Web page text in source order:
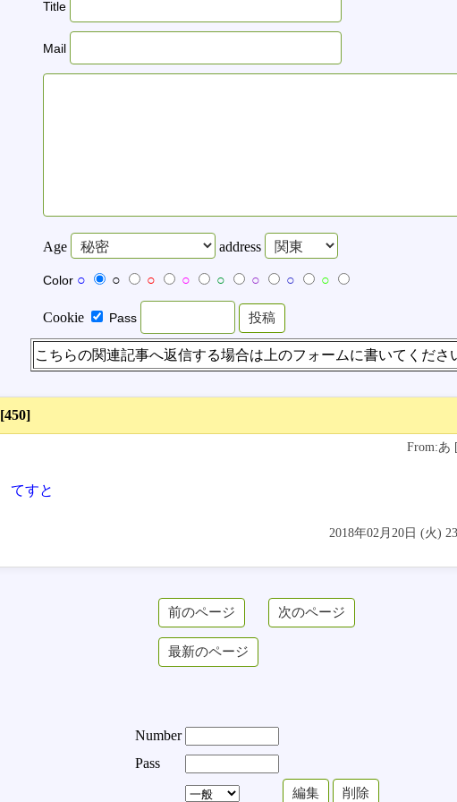
Title
Mail
Age address
Color ○ ○ ○ ○ ○ ○ ○ ○
Cookie Pass
こちらの関連記事へ返信する場合は上のフォームに書いてくださ
[450]
From:あ
てすと
2018年02月20日 (火)
Number
Pass